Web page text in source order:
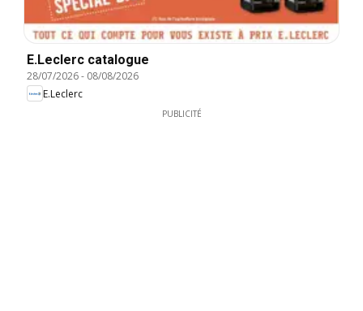
E.Leclerc catalogue
28/07/2026- 08/08/2026
E.Leclerc
PUBLICITÉ